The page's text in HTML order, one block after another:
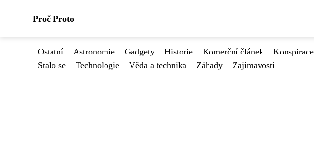
Proč Proto
Ostatní Astronomie Gadgety Historie Komerční článek Konspirace
Stalo se
Technologie Věda a technika Záhady Zajímavosti